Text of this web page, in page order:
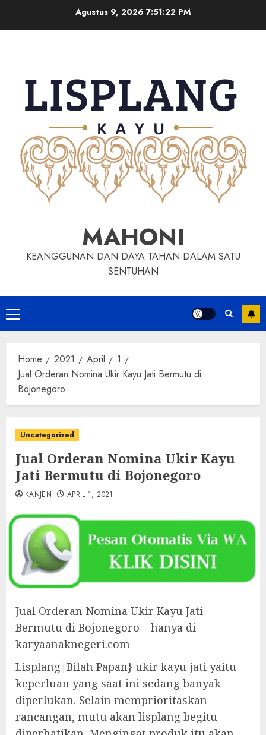
Agustus 9, 2026 7:51:23 PM
MAHONI
KEANGGUNAN DAN DAYA TAHAN DALAM SATU
SENTUHAN
Home 2021 April
1
Jual Orderan Nomina Ukir Kayu Jati Bermutu di
Bojonegoro
Uncategorized
Jual Orderan Nomina Ukir Kayu
Jati Bermutu di Bojonegoro
KANJEN APRIL 1, 2021
Jual Orderan Nomina Ukir Kayu Jati
Bermutu di Bojonegoro – hanya di
karyaanaknegeri.com
Lisplang|Bilah Papan} ukir kayu jati yaitu
keperluan yang saat ini sedang banyak
diperlukan. Selain memprioritaskan
rancangan, mutu akan lisplang begitu